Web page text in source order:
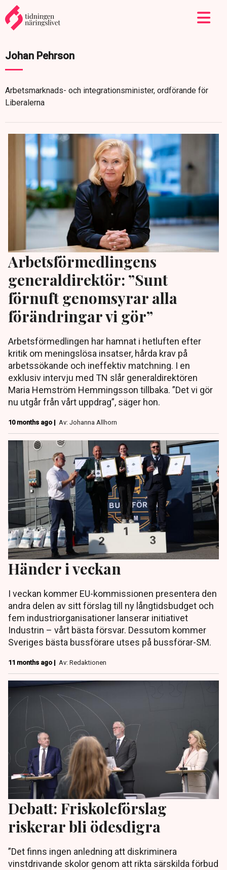
Johan Pehrson
Arbetsmarknads- och integrationsminister, ordförande för
Liberalerna
Arbetsförmedlingens
generaldirektör: ”Sunt
förnuft genomsyrar alla
förändringar vi gör”
Arbetsförmedlingen har hamnat i hetluften efter
kritik om meningslösa insatser, hårda krav på
arbetssökande och ineffektiv matchning. I en
exklusiv intervju med TN slår generaldirektören
Maria Hemström Hemmingsson tillbaka. ”Det vi gör
nu utgår från vårt uppdrag”, säger hon.
10 months ago | Av: Johanna Allhorn
Händer i veckan
I veckan kommer EU-kommissionen presentera den
andra delen av sitt förslag till ny långtidsbudget och
fem industriorganisationer lanserar initiativet
Industrin – vårt bästa försvar. Dessutom kommer
Sveriges bästa bussförare utses på bussförar-SM.
11 months ago | Av: Redaktionen
Debatt: Friskoleförslag
riskerar bli ödesdigra
”Det finns ingen anledning att diskriminera
vinstdrivande skolor genom att rikta särskilda förbud